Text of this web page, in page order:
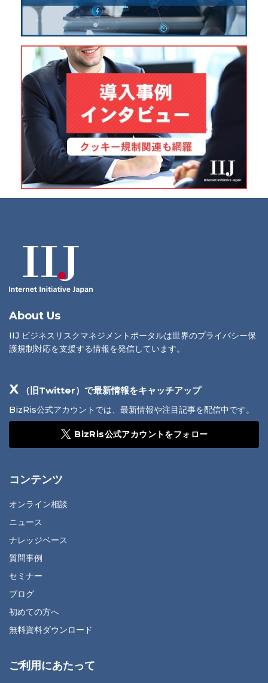
About Us
IIJ ビジネスリスクマネジメントポータルは世界のプライバシー保
護規制対応を支援する情報を発信しています。
X （旧Twitter）で最新情報をキャッチアップ
BizRis公式アカウントでは、最新情報や注目記事を配信中です。
BizRis公式アカウントをフォロー
コンテンツ
オンライン相談
ニュース
ナレッジベース
質問事例
セミナー
ブログ
初めての方へ
無料資料ダウンロード
ご利用にあたって